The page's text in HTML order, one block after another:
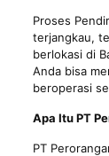
Proses
terjangkau,
berlokasi di
Anda bisa
beroperasi
Apa Itu PT
PT